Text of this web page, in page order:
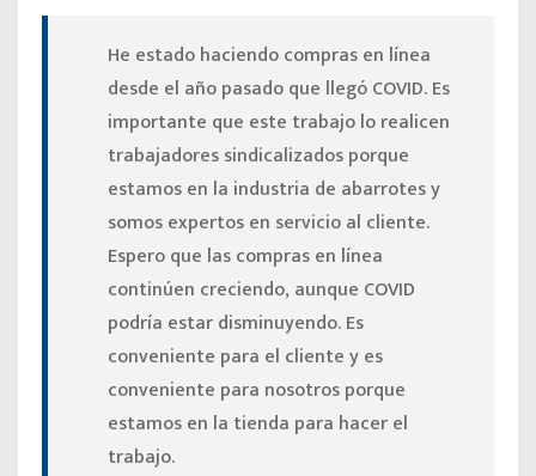
He estado haciendo compras en línea
desde el año pasado que llegó COVID. Es
importante que este trabajo lo realicen
trabajadores sindicalizados porque
estamos en la industria de abarrotes y
somos expertos en servicio al cliente.
Espero que las compras en línea
continúen creciendo, aunque COVID
podría estar disminuyendo. Es
conveniente para el cliente y es
conveniente para nosotros porque
estamos en la tienda para hacer el
trabajo.